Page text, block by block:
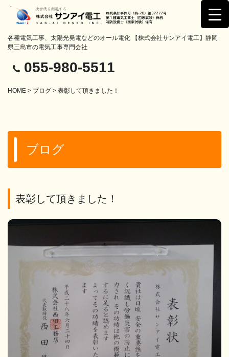
各種電気工事、太陽光発電などのオール電化 【株式会社サンアイ電工】静岡
県三島市の電気工事専門会社
055-980-5511
HOME > ブログ > 表彰して頂きました！
ブログ
表彰して頂きました！